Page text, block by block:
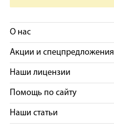
О нас
Акции и спецпредложения
Наши лицензии
Помощь по сайту
Наши статьи